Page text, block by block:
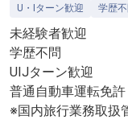
U・Iターン歓迎 学歴
未経験者歓迎
学歴不問
UIJターン歓迎
普通自動車運転免許
※国内旅行業務取扱